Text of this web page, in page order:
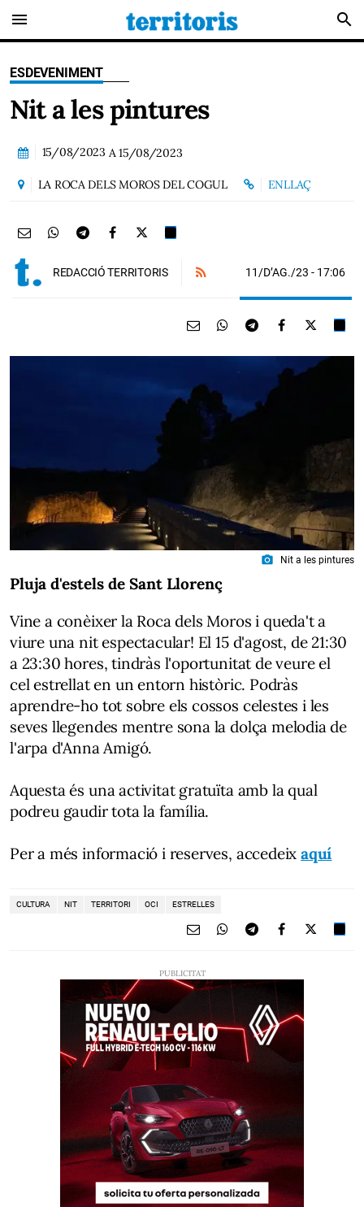
menu search
ESDEVENIMENT
Nit a les pintures
15/08/2023 A15/08/2023
LA ROCA DELS MOROS DEL COGUL ENLLAÇ
REDACCIÓ TERRITORIS 11/D’AG./23 - 17:06
photo_camera Nit a les pintures
Pluja d'estels de Sant Llorenç
Vine a conèixer la Roca dels Moros i queda't a
viure una nit espectacular! El 15 d'agost, de 21:30
a 23:30 hores, tindràs l'oportunitat de veure el
cel estrellat en un entorn històric. Podràs
aprendre-ho tot sobre els cossos celestes i les
seves llegendes mentre sona la dolça melodia de
l'arpa d'Anna Amigó.
Aquesta és una activitat gratuïta amb la qual
podreu gaudir tota la família.
Per a més informació i reserves, accedeixaquí
CULTURA NIT TERRITORI OCI ESTRELLES